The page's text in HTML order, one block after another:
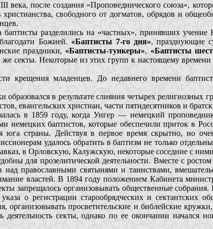
после создания «Проповеднического союза»,
свободного от догматов, обрядов и
разделились на «частных», принявших
Божией. «Баптисты 7-го дня», празднующие
праздники, «Баптисты-тункеры», «Баптисты
секты. Некоторые из этих групп к настоящему
крещения младенцев. До недавнего времени
в результате слияния четырех религиозных
евангельских христиан, части пятидесятников и
в 1859 году, когда Унгер — немецкий
немецких баптистов, которые обеспечили приток в
юга страны. Действуя в первое время скрытно, но
удалось обратить в баптизм не только
в Орловскую, Калужскую, некоторые соседние с
для прозелитической деятельности. Вместе с ростом
над православными святынями и таинствами,
властей. В 1894 году положением Кабинета
запрещалось организовывать общественные
о регистрации старообрядческих и сектантских
просветительские и библейские
секты, однако по ее окончании начался